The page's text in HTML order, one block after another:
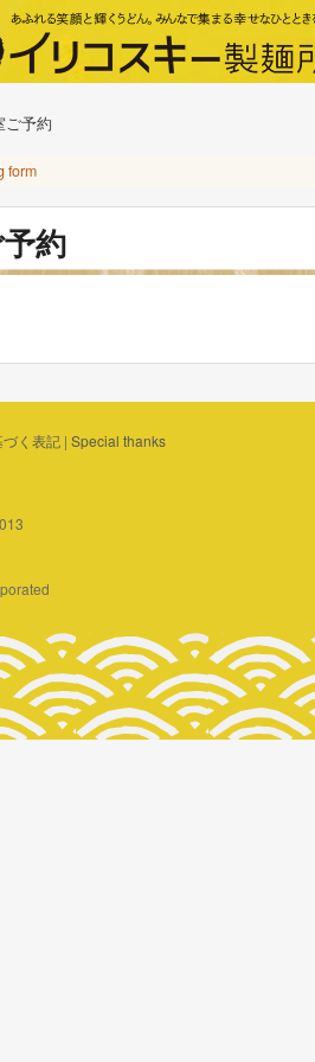
ご予約
form
約
く表記 | Special thanks